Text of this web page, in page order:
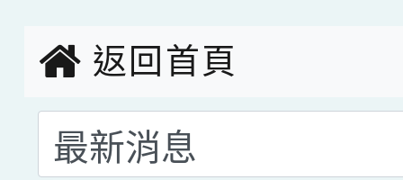
返回首頁
選擇後頁面內容會更